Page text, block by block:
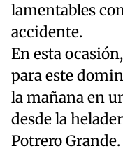
lamentables
accidente.
En esta
para este
la mañana en
desde la
Potrero